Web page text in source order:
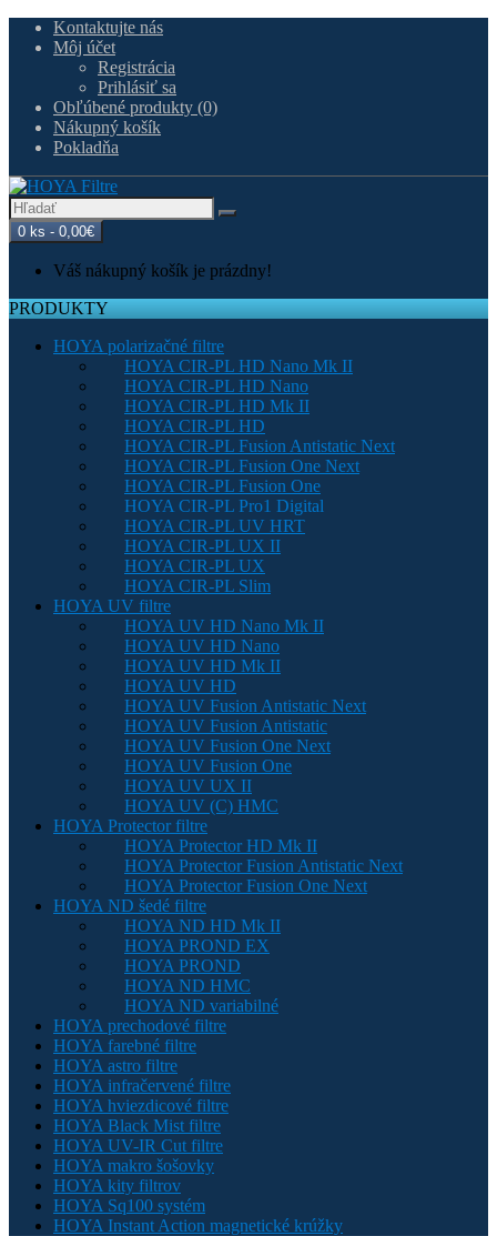
Kontaktujte nás
Môj účet
Registrácia
Prihlásiť sa
Obľúbené produkty (0)
Nákupný košík
Pokladňa
0 ks - 0,00€
Váš nákupný košík je prázdny!
PRODUKTY
HOYA polarizačné filtre
HOYA CIR-PL HD Nano Mk II
HOYA CIR-PL HD Nano
HOYA CIR-PL HD Mk II
HOYA CIR-PL HD
HOYA CIR-PL Fusion Antistatic Next
HOYA CIR-PL Fusion One Next
HOYA CIR-PL Fusion One
HOYA CIR-PL Pro1 Digital
HOYA CIR-PL UV HRT
HOYA CIR-PL UX II
HOYA CIR-PL UX
HOYA CIR-PL Slim
HOYA UV filtre
HOYA UV HD Nano Mk II
HOYA UV HD Nano
HOYA UV HD Mk II
HOYA UV HD
HOYA UV Fusion Antistatic Next
HOYA UV Fusion Antistatic
HOYA UV Fusion One Next
HOYA UV Fusion One
HOYA UV UX II
HOYA UV (C) HMC
HOYA Protector filtre
HOYA Protector HD Mk II
HOYA Protector Fusion Antistatic Next
HOYA Protector Fusion One Next
HOYA ND šedé filtre
HOYA ND HD Mk II
HOYA PROND EX
HOYA PROND
HOYA ND HMC
HOYA ND variabilné
HOYA prechodové filtre
HOYA farebné filtre
HOYA astro filtre
HOYA infračervené filtre
HOYA hviezdicové filtre
HOYA Black Mist filtre
HOYA UV-IR Cut filtre
HOYA makro šošovky
HOYA kity filtrov
HOYA Sq100 systém
HOYA Instant Action magnetické krúžky